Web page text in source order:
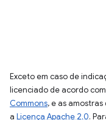
Exceto em caso de
licenciado de acordo
Commons, e as
a Licença Apache 2.0.